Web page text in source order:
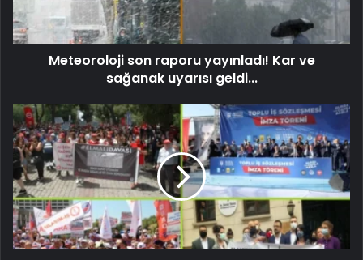
Meteoroloji son raporu yayınladı! Kar ve
sağanak uyarısı geldi...